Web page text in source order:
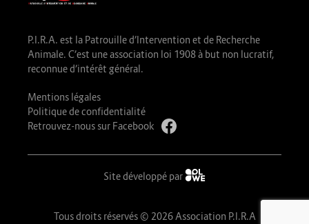
P.I.R.A. est la Patrouille d’Intervention et de Recherche
Animale. C’est une association loi 1908 à but non lucratif,
reconnue d’intérêt général.
Mentions légales
Politique de confidentialité
Retrouvez-nous sur Facebook
Site développé par
Tous droits réservés © 2026 Association P.I.R.A